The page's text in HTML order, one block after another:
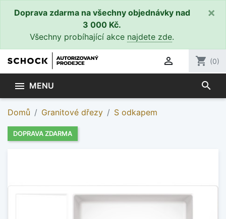
Doprava zdarma na všechny objednávky nad
3 000 Kč.
Všechny probíhající akce najdete zde.
×
 shopping_cart (0)
 MENU search
Domů Granitové dřezy S odkapem
DOPRAVA ZDARMA